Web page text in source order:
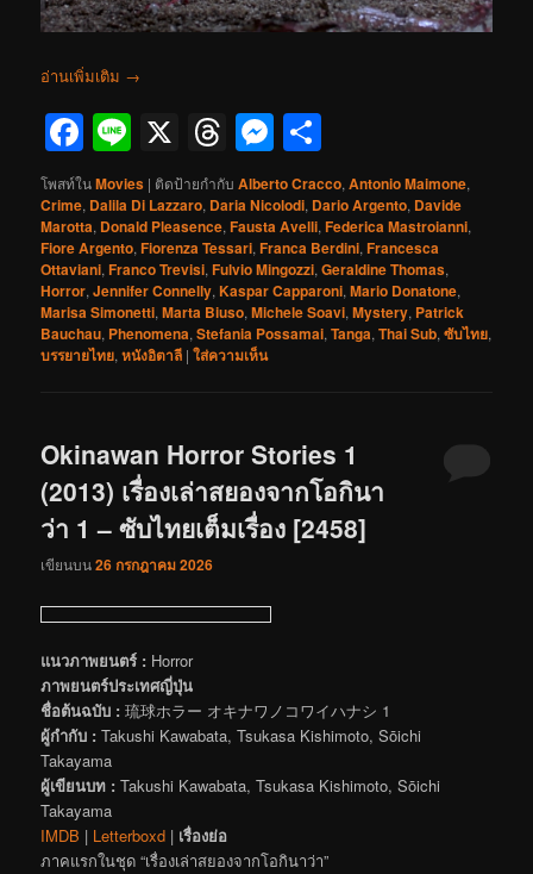
อ่านเพิ่มเติม →
Facebook
Line
X Threads
Messenger
โพสท์ในMovies | ติดป้ายกำกับ Alberto Cracco,Antonio Maimone,
Crime, Dalila Di Lazzaro, Daria Nicolodi, Dario Argento, Davide
Marotta, Donald Pleasence,Fausta Avelli,Federica Mastroianni,
Fiore Argento,Fiorenza Tessari,Franca Berdini,Francesca
Ottaviani,Franco Trevisi,Fulvio Mingozzi,Geraldine Thomas,
Horror,Jennifer Connelly,Kaspar Capparoni,Mario Donatone,
Marisa Simonetti,Marta Biuso,Michele Soavi,Mystery, Patrick
Bauchau, Phenomena,Stefania Possamai,Tanga,Thai Sub,ซับไทย,
บรรยายไทย,หนังอิตาลี |ใส่ความเห็น
Okinawan Horror Stories 1
(2013) เรื่องเล่าสยองจากโอกินา
ว่า 1 – ซับไทยเต็มเรื่อง [2458]
เขียนบน26 กรกฎาคม 2026
แนวภาพยนตร์ : Horror
ภาพยนตร์ประเทศญี่ปุ่น
ชื่อต้นฉบับ : 琉球ホラー オキナワノコワイハナシ 1
ผู้กำกับ : Takushi Kawabata, Tsukasa Kishimoto, Sōichi
Takayama
ผู้เขียนบท : Takushi Kawabata, Tsukasa Kishimoto, Sōichi
Takayama
IMDB | Letterboxd | เรื่องย่อ
ภาคแรกในชุด “เรื่องเล่าสยองจากโอกินาว่า”